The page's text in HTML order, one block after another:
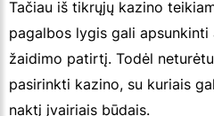
Tačiau iš tikrųjų kazino
pagalbos lygis gali apsunkinti
žaidimo patirtį. Todėl
pasirinkti kazino, su kuriais
naktį įvairiais būdais.